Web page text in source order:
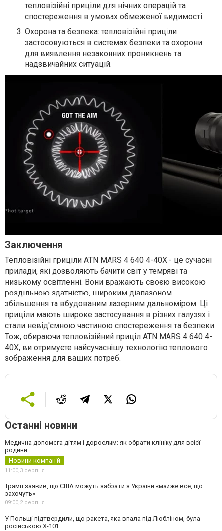
тепловізійні приціли для нічних операцій та
спостереження в умовах обмеженої видимості.
Охорона та безпека: тепловізійні приціли
застосовуються в системах безпеки та охорони
для виявлення незаконних проникнень та
надзвичайних ситуацій.
Заключення
Тепловізійні приціли ATN MARS 4 640 4-40X - це сучасні
прилади, які дозволяють бачити світ у темряві та
низькому освітленні. Вони вражають своєю високою
роздільною здатністю, широким діапазоном
збільшення та вбудованим лазерним дальноміром. Ці
приціли мають широке застосування в різних галузях і
стали невід'ємною частиною спостереження та безпеки.
Тож, обираючи тепловізійний приціл ATN MARS 4 640 4-
40X, ви отримуєте найсучаснішу технологію теплового
зображення для ваших потреб.
Останні новини
Медична допомога дітям і дорослим: як обрати клініку для всієї
родини
Новини компаній
11:00,3 серпня
Трамп заявив, що США можуть забрати з України «майже все, що
захочуть»
09:00,2 серпня
У Польщі підтвердили, що ракета, яка впала під Любліном, була
російською Х-101